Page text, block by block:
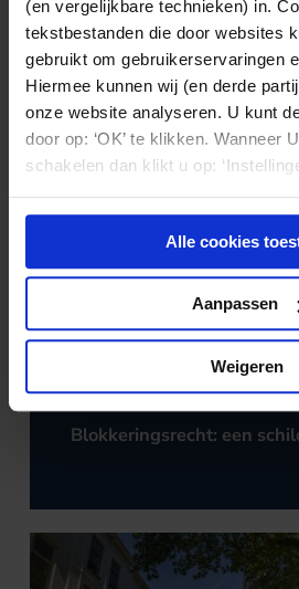
(en vergelijkbare technieken) in.
tekstbestanden die door websites
gebruikt om gebruikerservaringen
Hiermee kunnen wij (en derde
onze website analyseren. U kunt
door op: ‘OK’ te klikken. Wanneer
schakelen dan klikt u op:
Alle cookies
Aanpassen
Weigeren
Nieuws & kennis
Ook interessant?
MEDISCHE
AANSPRAKELIJKHEID
29.09.2025
Blokkeringsrecht: een